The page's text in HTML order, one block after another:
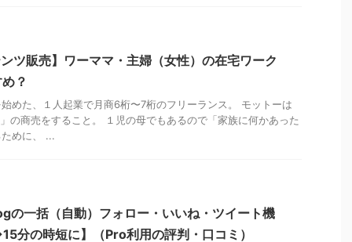
ツ販売】ワーママ・主婦（女性）の在宅ワーク
？
めた、１人起業で月商6桁〜7桁のフリーランス。 モットーは
の商売をすること。 １児の母でもあるので「家族に何かあった
めに、 ...
の一括（自動）フォロー・いいね・ツイート機
分の時短に】（Pro利用の評判・口コミ）